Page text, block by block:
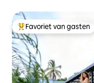
Topfavoriet van gasten
Favoriet van gasten